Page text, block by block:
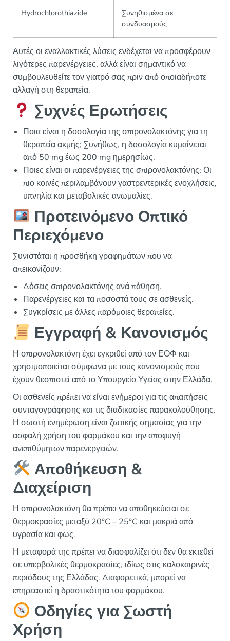
Hydrochlorothiazide
Συνηθισμένα σε
συνδυασμούς
Αυτές οι εναλλακτικές λύσεις ενδέχεται να προσφέρουν
λιγότερες παρενέργειες, αλλά είναι σημαντικό να
συμβουλευθείτε τον γιατρό σας πριν από οποιαδήποτε
αλλαγή στη θεραπεία.
Συχνές Ερωτήσεις
Ποια είναι η δοσολογία της σπιρονολακτόνης για τη
θεραπεία ακμής; Συνήθως, η δοσολογία κυμαίνεται
από 50 mg έως 200 mg ημερησίως.
Ποιες είναι οι παρενέργειες της σπιρονολακτόνης; Οι
πιο κοινές περιλαμβάνουν γαστρεντερικές ενοχλήσεις,
υπνηλία και μεταβολικές ανωμαλίες.
Προτεινόμενο Οπτικό
Περιεχόμενο
Συνιστάται η προσθήκη γραφημάτων που να
απεικονίζουν:
Δόσεις σπιρονολακτόνης ανά πάθηση.
Παρενέργειες και τα ποσοστά τους σε ασθενείς.
Συγκρίσεις με άλλες παρόμοιες θεραπείες.
Εγγραφή & Κανονισμός
Η σπιρονολακτόνη έχει εγκριθεί από τον ΕΟΦ και
χρησιμοποιείται σύμφωνα με τους κανονισμούς που
έχουν θεσπιστεί από το Υπουργείο Υγείας στην Ελλάδα.
Οι ασθενείς πρέπει να είναι ενήμεροι για τις απαιτήσεις
συνταγογράφησης και τις διαδικασίες παρακολούθησης.
Η σωστή ενημέρωση είναι ζωτικής σημασίας για την
ασφαλή χρήση του φαρμάκου και την αποφυγή
ανεπιθύμητων παρενεργειών.
Αποθήκευση &
Διαχείριση
Η σπιρονολακτόνη θα πρέπει να αποθηκεύεται σε
θερμοκρασίες μεταξύ 20°C – 25°C και μακριά από
υγρασία και φως.
Η μεταφορά της πρέπει να διασφαλίζει ότι δεν θα εκτεθεί
σε υπερβολικές θερμοκρασίες, ιδίως στις καλοκαιρινές
περιόδους της Ελλάδας. Διαφορετικά, μπορεί να
επηρεαστεί η δραστικότητα του φαρμάκου.
Οδηγίες για Σωστή
Χρήση